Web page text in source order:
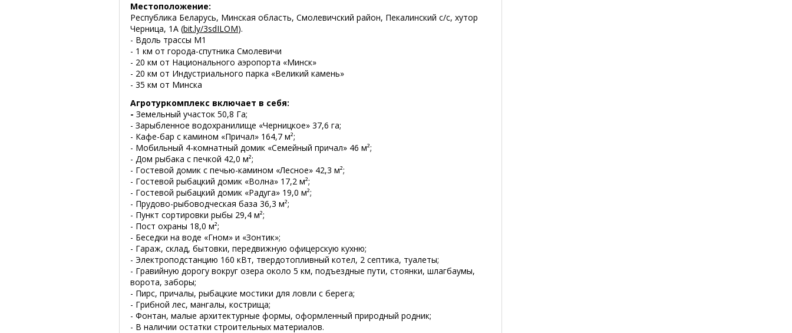
Местоположение:
Республика Беларусь, Минская область, Смолевичский район, Пекалинский с/с, хутор
Черница, 1А (bit.ly/3sdILOM).
- Вдоль трассы М1
- 1 км от города-спутника Смолевичи
- 20 км от Национального аэропорта «Минск»
- 20 км от Индустриального парка «Великий камень»
- 35 км от Минска
Агротуркомплекс включает в себя:
- Земельный участок 50,8 Га;
- Зарыбленное водохранилище «Черницкое» 37,6 га;
- Кафе-бар с камином «Причал» 164,7 м²;
- Мобильный 4-комнатный домик «Семейный причал» 46 м²;
- Дом рыбака с печкой 42,0 м²;
- Гостевой домик с печью-камином «Лесное» 42,3 м²;
- Гостевой рыбацкий домик «Волна» 17,2 м²;
- Гостевой рыбацкий домик «Радуга» 19,0 м²;
- Прудово-рыбоводческая база 36,3 м²;
- Пункт сортировки рыбы 29,4 м²;
- Пост охраны 18,0 м²;
- Беседки на воде «Гном» и «Зонтик»;
- Гараж, склад, бытовки, передвижную офицерскую кухню;
- Электроподстанцию 160 кВт, твердотопливный котел, 2 септика, туалеты;
- Гравийную дорогу вокруг озера около 5 км, подъездные пути, стоянки, шлагбаумы,
ворота, заборы;
- Пирс, причалы, рыбацкие мостики для ловли с берега;
- Грибной лес, мангалы, кострища;
- Фонтан, малые архитектурные формы, оформленный природный родник;
- В наличии остатки строительных материалов.